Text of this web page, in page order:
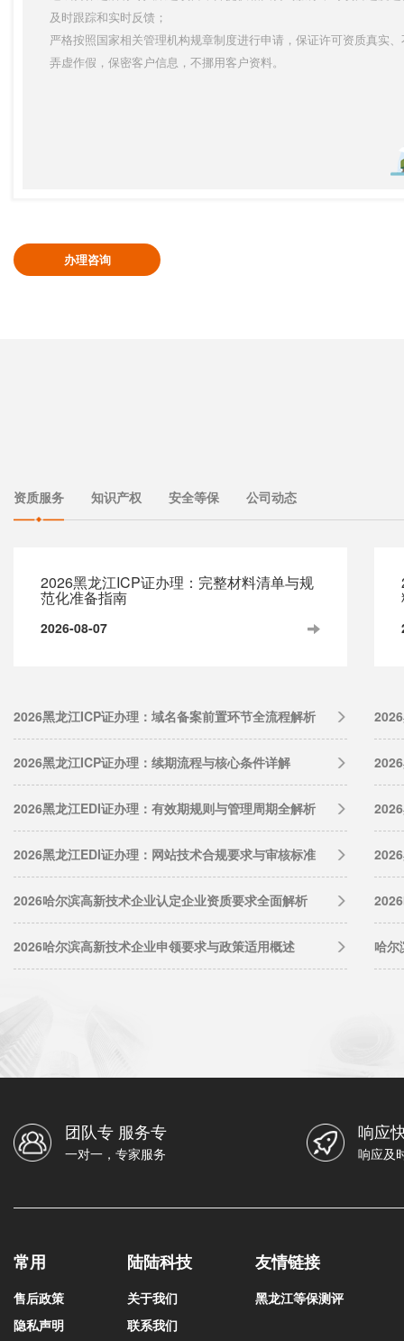
及时跟踪和实时反馈；
严格按照国家相关管理机构规章制度进行申请，保证许可资质真实
弄虚作假，保密客户信息，不挪用客户资料。
办理咨询
资质服务 知识产权 安全等保 公司动态
2026黑龙江ICP证办理：完整材料清单与规
范化准备指南
2026-08-07
2026黑龙江ICP证办理：域名备案前置环节全流程解析
2026黑龙江ICP证办理：续期流程与核心条件详解
2026黑龙江EDI证办理：有效期规则与管理周期全解析
2026黑龙江EDI证办理：网站技术合规要求与审核标准
2026哈尔滨高新技术企业认定企业资质要求全面解析
2026哈尔滨高新技术企业申领要求与政策适用概述 哈尔
团队专 服务专
一对一，专家服务
响应
响应及
常用
售后政策
隐私声明
陆陆科技
关于我们
联系我们
友情链接
黑龙江等保测评